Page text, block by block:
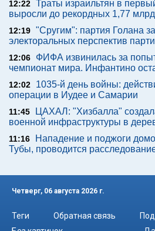
12:22 Траты израильтян в
выросли до рекордных 1,77
12:19 "Сругим": партия Голана
электоральных перспектив
12:06
ФИФА извинилась за
чемпионат мира. Инфантино
12:02
1035-й день войны:
операции в Иудее и Самарии
11:45
ЦАХАЛ: "Хизбалла"
военной инфраструктуры в
11:16
Нападение и поджоги
Тубы, проводится
Четверг, 06 августа 2026 г.
Теги Обратная связь